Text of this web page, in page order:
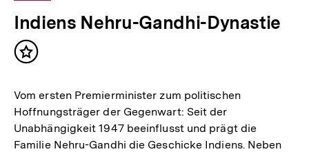
Indiens Nehru-Gandhi-Dynastie
Inhalt
Vom ersten Premierminister zum politischen
Hoffnungsträger der Gegenwart: Seit der
Unabhängigkeit 1947 beeinflusst und prägt die
Familie Nehru-Gandhi die Geschicke Indiens. Neben